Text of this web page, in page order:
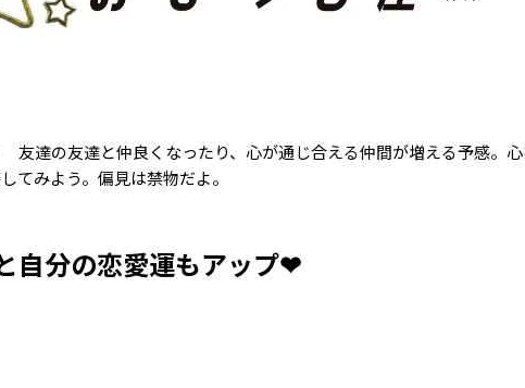
達の友達と仲良くなったり、心が通じ合える仲間が増える予感。心
てみよう。偏見は禁物だよ。
自分の恋愛運もアップ❤